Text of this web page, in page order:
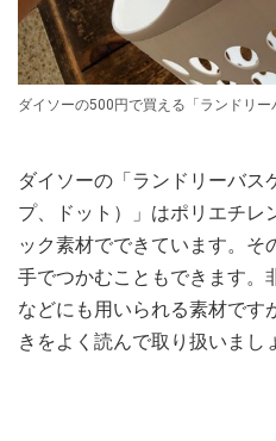
ダイソーの500円で買える「ランドリ
ダイソーの「ランドリーバス
プ、ドット）」はポリエチレ
ック素材でできています。そ
手でつかむこともできます。
などにも用いられる素材です
きをよく読んで取り扱いまし